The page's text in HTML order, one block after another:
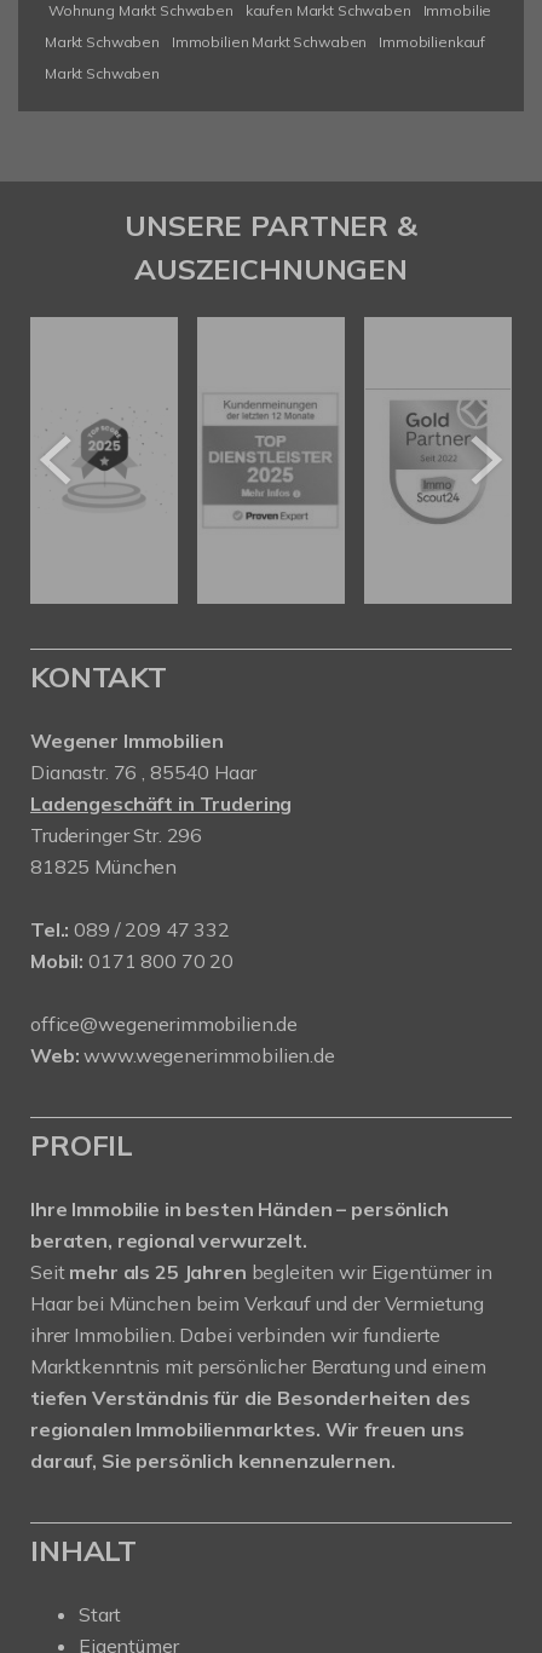
Wohnung Markt Schwaben
kaufen Markt Schwaben
Immobilie
Markt Schwaben
Immobilien Markt Schwaben
Immobilienkauf
Markt Schwaben
UNSERE PARTNER &
AUSZEICHNUNGEN
KONTAKT
Wegener Immobilien
Dianastr. 76 , 85540 Haar
Ladengeschäft in Trudering
Truderinger Str. 296
81825 München
Tel.: 089 / 209 47 332
Mobil: 0171 800 70 20
office@wegenerimmobilien.de
Web: www.wegenerimmobilien.de
PROFIL
Ihre Immobilie in besten Händen – persönlich
beraten, regional verwurzelt.
Seit mehr als 25 Jahren begleiten wir Eigentümer in
Haar bei München beim Verkauf und der Vermietung
ihrer Immobilien. Dabei verbinden wir fundierte
Marktkenntnis mit persönlicher Beratung und einem
tiefen Verständnis für die Besonderheiten des
regionalen Immobilienmarktes. Wir freuen uns
darauf, Sie persönlich kennenzulernen.
INHALT
Start
Eigentümer